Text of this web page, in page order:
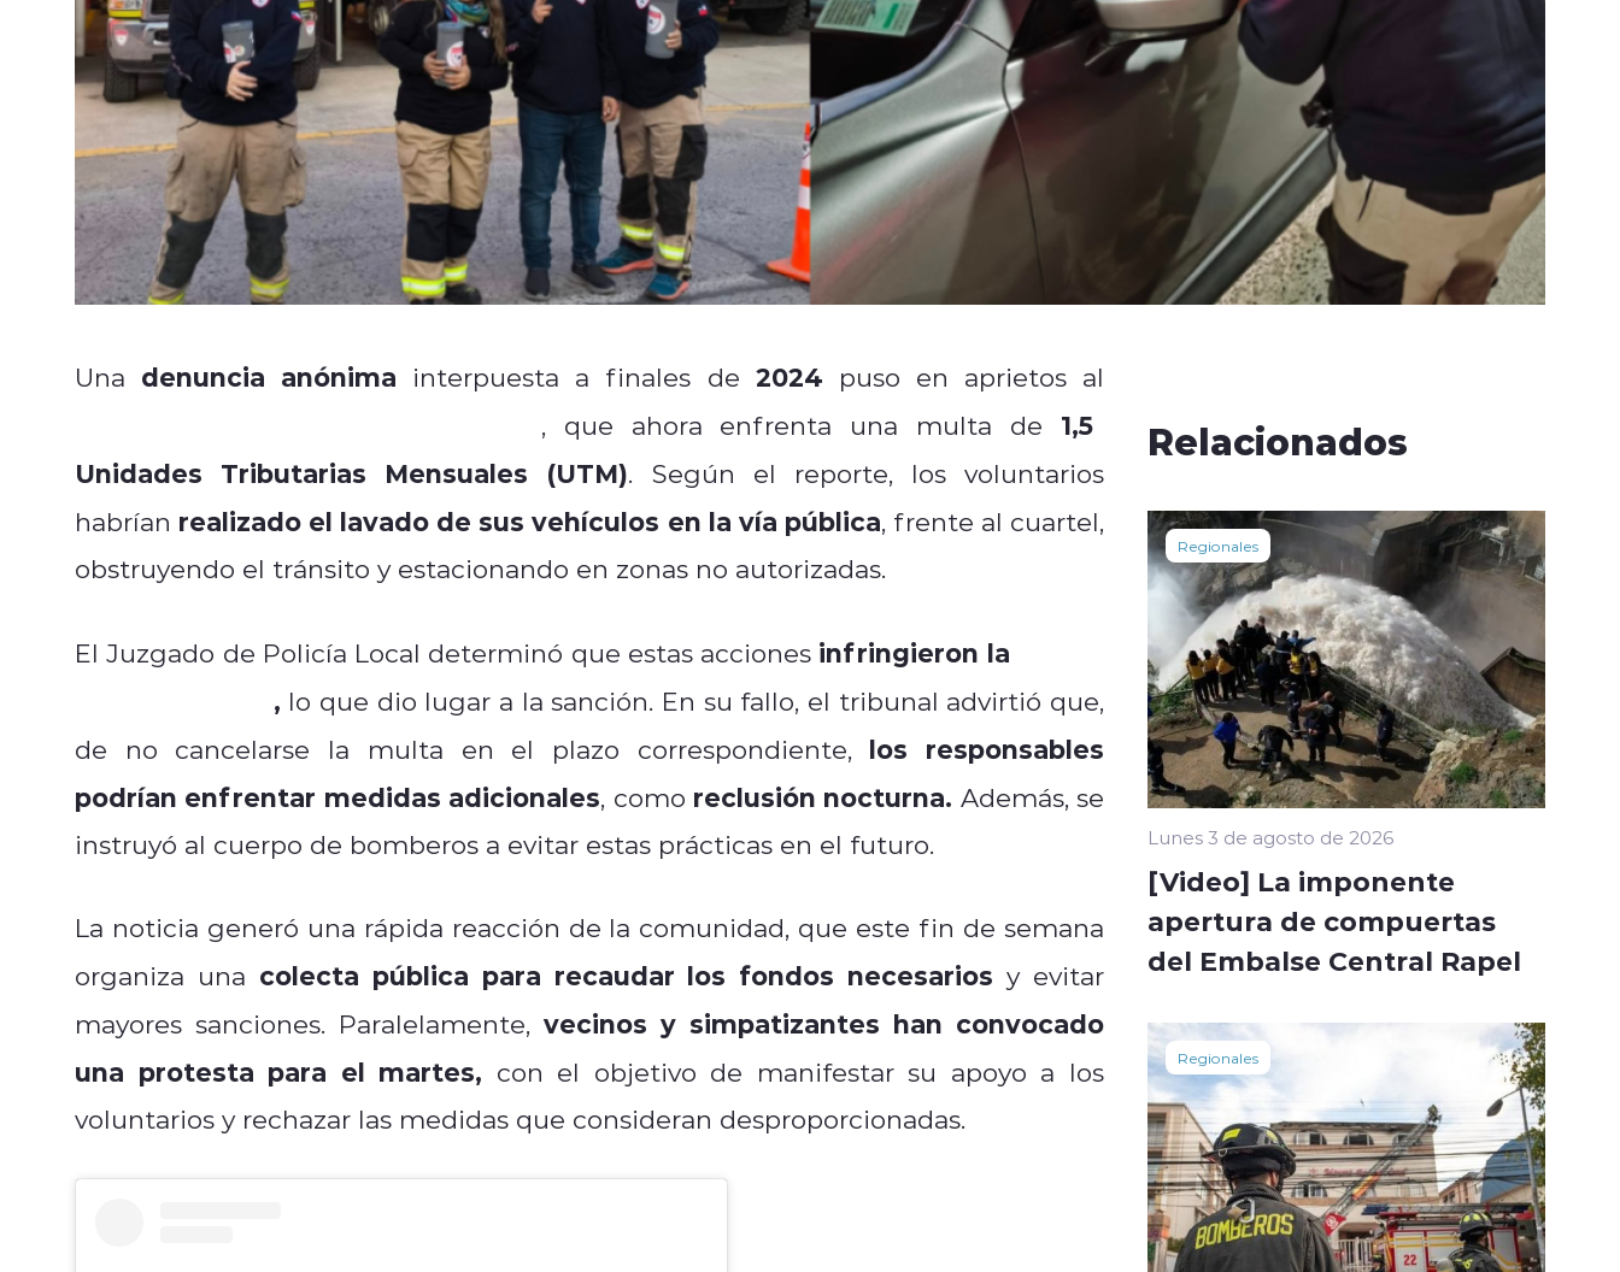
Una denuncia anónima interpuesta a finales de 2024 puso en aprietos al
, que ahora enfrenta una multa de 1,5
Unidades Tributarias Mensuales (UTM). Según el reporte, los voluntarios
habrían realizado el lavado de sus vehículos en la vía pública, frente al cuartel,
obstruyendo el tránsito y estacionando en zonas no autorizadas.
El Juzgado de Policía Local determinó que estas acciones infringieron la
, lo que dio lugar a la sanción. En su fallo, el tribunal advirtió que,
de no cancelarse la multa en el plazo correspondiente, los responsables
podrían enfrentar medidas adicionales, como reclusión nocturna. Además, se
instruyó al cuerpo de bomberos a evitar estas prácticas en el futuro.
La noticia generó una rápida reacción de la comunidad, que este fin de semana
organiza una colecta pública para recaudar los fondos necesarios y evitar
mayores sanciones. Paralelamente, vecinos y simpatizantes han convocado
una protesta para el martes, con el objetivo de manifestar su apoyo a los
voluntarios y rechazar las medidas que consideran desproporcionadas.
Relacionados
Regionales
Lunes 3 de agosto de 2026
[Video] La imponente
apertura de compuertas
del Embalse Central Rapel
Regionales